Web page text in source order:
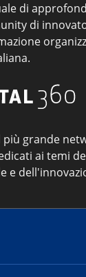
di
di
più grande
ai temi
e